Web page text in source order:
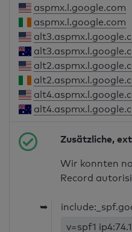
aspmx.l.google.com
aspmx.l.google.com
Zusätzliche,
Wir konnten
Record
➥
v=spf1